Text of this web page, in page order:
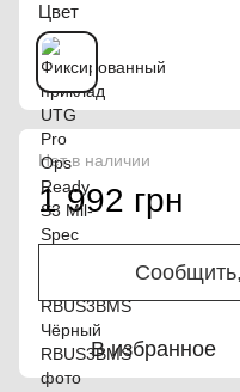
Цвет
Нет в наличии
1 992 грн
В избранное